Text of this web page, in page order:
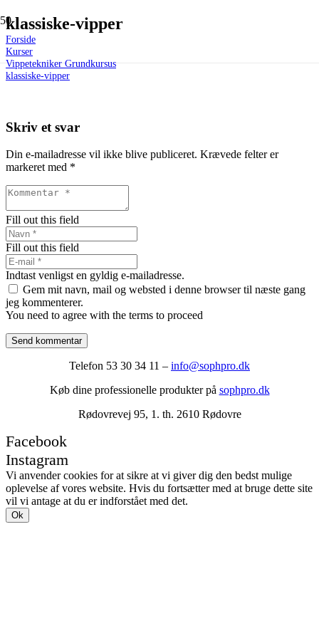
klassiske-vipper
Forside
Kurser
Vippetekniker Grundkursus
klassiske-vipper
Skriv et svar
Din e-mailadresse vil ikke blive publiceret. Krævede felter er
markeret med *
Fill out this field
Fill out this field
Indtast venligst en gyldig e-mailadresse.
Gem mit navn, mail og websted i denne browser til næste gang
jeg kommenterer.
You need to agree with the terms to proceed
Send kommentar
Telefon 53 30 34 11 – info@sophpro.dk
Køb dine professionelle produkter på sophpro.dk
Rødovrevej 95, 1. th. 2610 Rødovre
Facebook
Instagram
Vi anvender cookies for at sikre at vi giver dig den bedst mulige
oplevelse af vores website. Hvis du fortsætter med at bruge dette site
vil vi antage at du er indforstået med det.
Ok